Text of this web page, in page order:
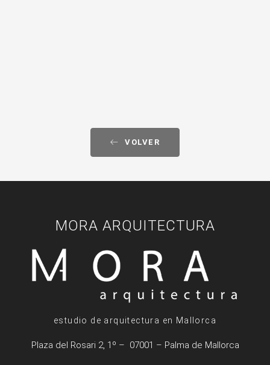
VOLVER
MORA ARQUITECTURA
estudio de arquitectura en Mallorca
Plaza del Rosari 2, 1º – 07001 – Palma de Mallorca